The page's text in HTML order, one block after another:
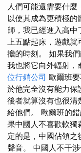
人們可能還需要什
以使其成為更積極
師，我已經進入高中
上五點起床，遊戲就
擔的時刻。 如果我
我也將它向外輻射，
位行銷公司 歐爾班
於他完全沒有能力保
後者就算沒有也很清
給他們。 歐爾班的
果中國人不喜歡軟獨
定的是，中國佔領之
聲音。 中國人不干